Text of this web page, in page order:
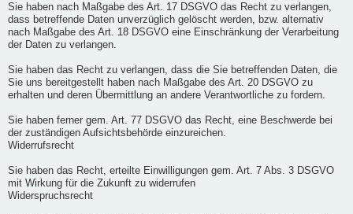
Sie haben nach Maßgabe des Art. 17 DSGVO das Recht zu verlangen,
dass betreffende Daten unverzüglich gelöscht werden, bzw. alternativ
nach Maßgabe des Art. 18 DSGVO eine Einschränkung der Verarbeitung
der Daten zu verlangen.
Sie haben das Recht zu verlangen, dass die Sie betreffenden Daten, die
Sie uns bereitgestellt haben nach Maßgabe des Art. 20 DSGVO zu
erhalten und deren Übermittlung an andere Verantwortliche zu fordern.
Sie haben ferner gem. Art. 77 DSGVO das Recht, eine Beschwerde bei
der zuständigen Aufsichtsbehörde einzureichen.
Widerrufsrecht
Sie haben das Recht, erteilte Einwilligungen gem. Art. 7 Abs. 3 DSGVO
mit Wirkung für die Zukunft zu widerrufen
Widerspruchsrecht